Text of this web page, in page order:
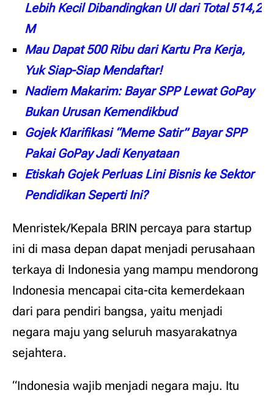
Lebih Kecil Dibandingkan UI dari Total 514,2
M
Mau Dapat 500 Ribu dari Kartu Pra Kerja,
Yuk Siap-Siap Mendaftar!
Nadiem Makarim: Bayar SPP Lewat GoPay
Bukan Urusan Kemendikbud
Gojek Klarifikasi “Meme Satir” Bayar SPP
Pakai GoPay Jadi Kenyataan
Etiskah Gojek Perluas Lini Bisnis ke Sektor
Pendidikan Seperti Ini?
Menristek/Kepala BRIN percaya para startup
ini di masa depan dapat menjadi perusahaan
terkaya di Indonesia yang mampu mendorong
Indonesia mencapai cita-cita kemerdekaan
dari para pendiri bangsa, yaitu menjadi
negara maju yang seluruh masyarakatnya
sejahtera.
“Indonesia wajib menjadi negara maju. Itu